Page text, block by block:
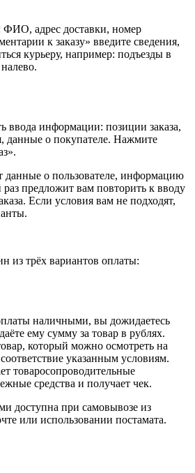
ФИО, адрес доставки, номер
к заказу» введите сведения,
курьеру, например: подъезды в
ввода информации: позиции заказа,
данные о покупателе. Нажмите
данные о пользователе, информацию
предложит вам повторить к вводу
Если условия вам не подходят,
из трёх вариантов оплаты:
наличными, вы дожидаетесь
ему сумму за товар в рублях.
который можно осмотреть на
указанным условиям.
товаросопроводительные
средства и получает чек.
доступна при самовывозе из
или использовании постамата.